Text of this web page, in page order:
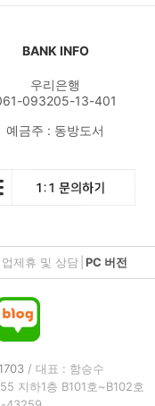
BANK INFO
우리은행
093205-13-401
예금주 : 동방도서
업제휴 및 상담 PC 버전
/ 대표 : 함승수
지하1층 B101호~B102호